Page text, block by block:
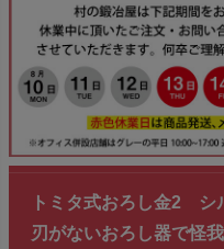
トミタ式おろし金2
刃がないおろし器で怪